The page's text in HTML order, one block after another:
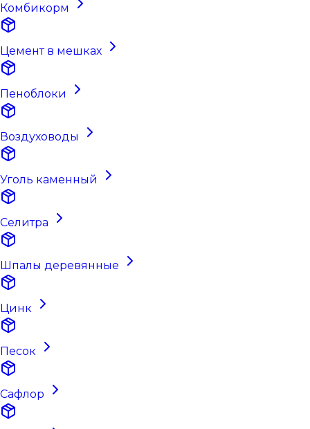
Комбикорм
Цемент в мешках
Пеноблоки
Воздуховоды
Уголь каменный
Селитра
Шпалы деревянные
Цинк
Песок
Сафлор